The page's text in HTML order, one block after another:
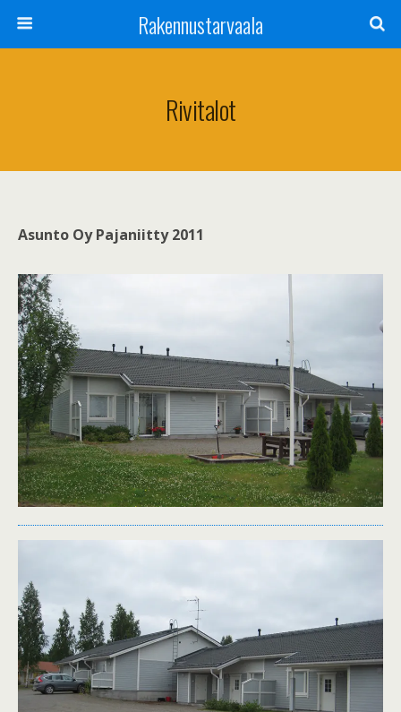
Rakennustarvaala
Rivitalot
Asunto Oy Pajaniitty 2011